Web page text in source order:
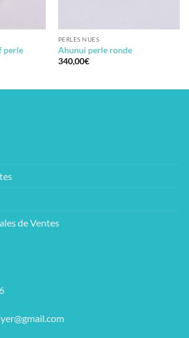
perle
PERLES NUES
Ahunui perle ronde
340,00€
de Ventes